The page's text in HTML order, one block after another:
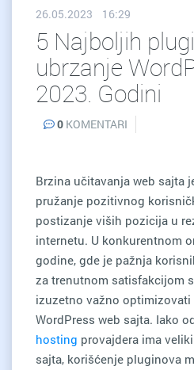
26.05.2023 16:29
5 Najboljih
ubrzanje
2023. Godini
0 KOMENTARI
Brzina učitavanja web sajta
pružanje pozitivnog
postizanje viših pozicija u
internetu. U konkurentnom
godine, gde je pažnja
za trenutnom satisfakcijom
izuzetno važno optimizovati
WordPress web sajta. Iako
hosting provajdera ima
sajta, korišćenje pluginova